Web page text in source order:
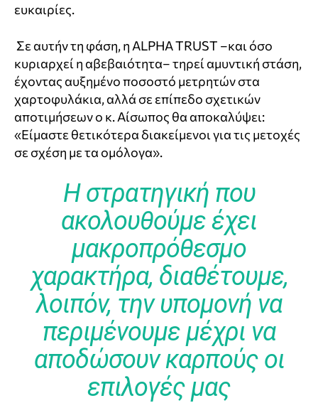
ευκαιρίες.
Σε αυτήν τη φάση, η ALPHA TRUST –και όσο
κυριαρχεί η αβεβαιότητα– τηρεί αμυντική στάση,
έχοντας αυξημένο ποσοστό μετρητών στα
χαρτοφυλάκια, αλλά σε επίπεδο σχετικών
αποτιμήσεων ο κ. Αίσωπος θα αποκαλύψει:
«Είμαστε θετικότερα διακείμενοι για τις μετοχές
σε σχέση με τα ομόλογα».
Η στρατηγική που
ακολουθούμε έχει
μακροπρόθεσμο
χαρακτήρα, διαθέτουμε,
λοιπόν, την υπομονή να
περιμένουμε μέχρι να
αποδώσουν καρπούς οι
επιλογές μας